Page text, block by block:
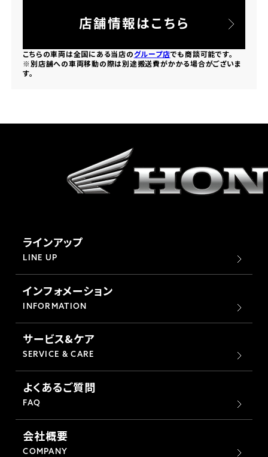
店舗情報はこちら
こちらの車両は全国にある当店のグループ店でも商談可能です。
※別店舗への車両移動の際は別途搬送費がかかる場合がございま
す。
ラインアップ
LINE UP
インフォメーション
INFORMATION
サービス&ケア
SERVICE & CARE
よくあるご質問
FAQ
会社概要
COMPANY
ホンダドリーム 水戸北